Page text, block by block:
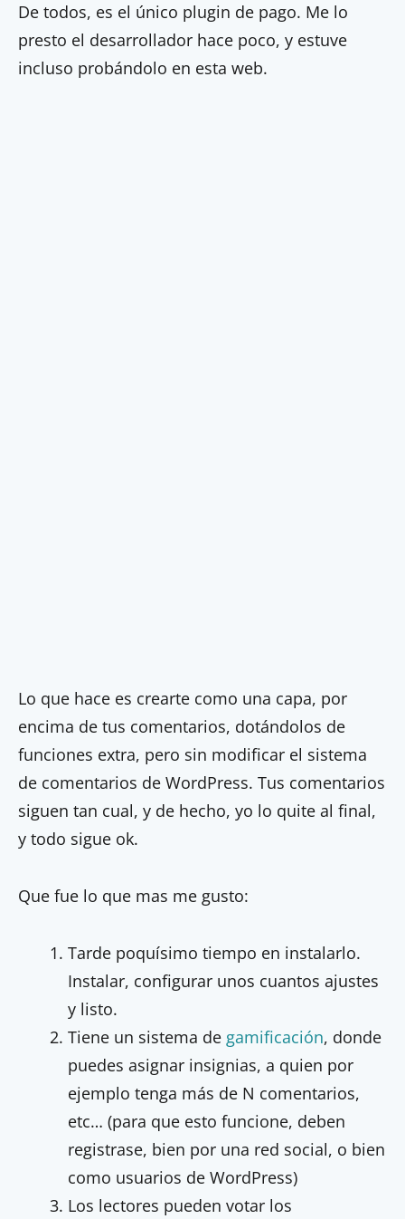
De todos, es el único plugin de pago. Me lo
presto el desarrollador hace poco, y estuve
incluso probándolo en esta web.
Lo que hace es crearte como una capa, por
encima de tus comentarios, dotándolos de
funciones extra, pero sin modificar el sistema
de comentarios de WordPress. Tus comentarios
siguen tan cual, y de hecho, yo lo quite al final,
y todo sigue ok.
Que fue lo que mas me gusto:
Tarde poquísimo tiempo en instalarlo.
Instalar, configurar unos cuantos ajustes
y listo.
Tiene un sistema de gamificación, donde
puedes asignar insignias, a quien por
ejemplo tenga más de N comentarios,
etc… (para que esto funcione, deben
registrase, bien por una red social, o bien
como usuarios de WordPress)
Los lectores pueden votar los